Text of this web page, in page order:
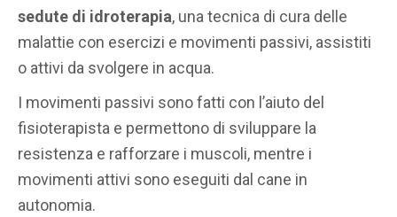
sedute di idroterapia, una tecnica di cura delle
malattie con esercizi e movimenti passivi, assistiti
o attivi da svolgere in acqua.
I movimenti passivi sono fatti con l’aiuto del
fisioterapista e permettono di sviluppare la
resistenza e rafforzare i muscoli, mentre i
movimenti attivi sono eseguiti dal cane in
autonomia.